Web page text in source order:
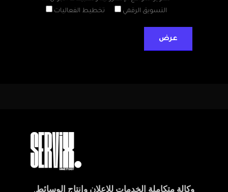
التسويق الرقمي
تخطيط الفعاليات
وكالة متكاملة الخدمات للإعلان وإنتاج الوسائط.